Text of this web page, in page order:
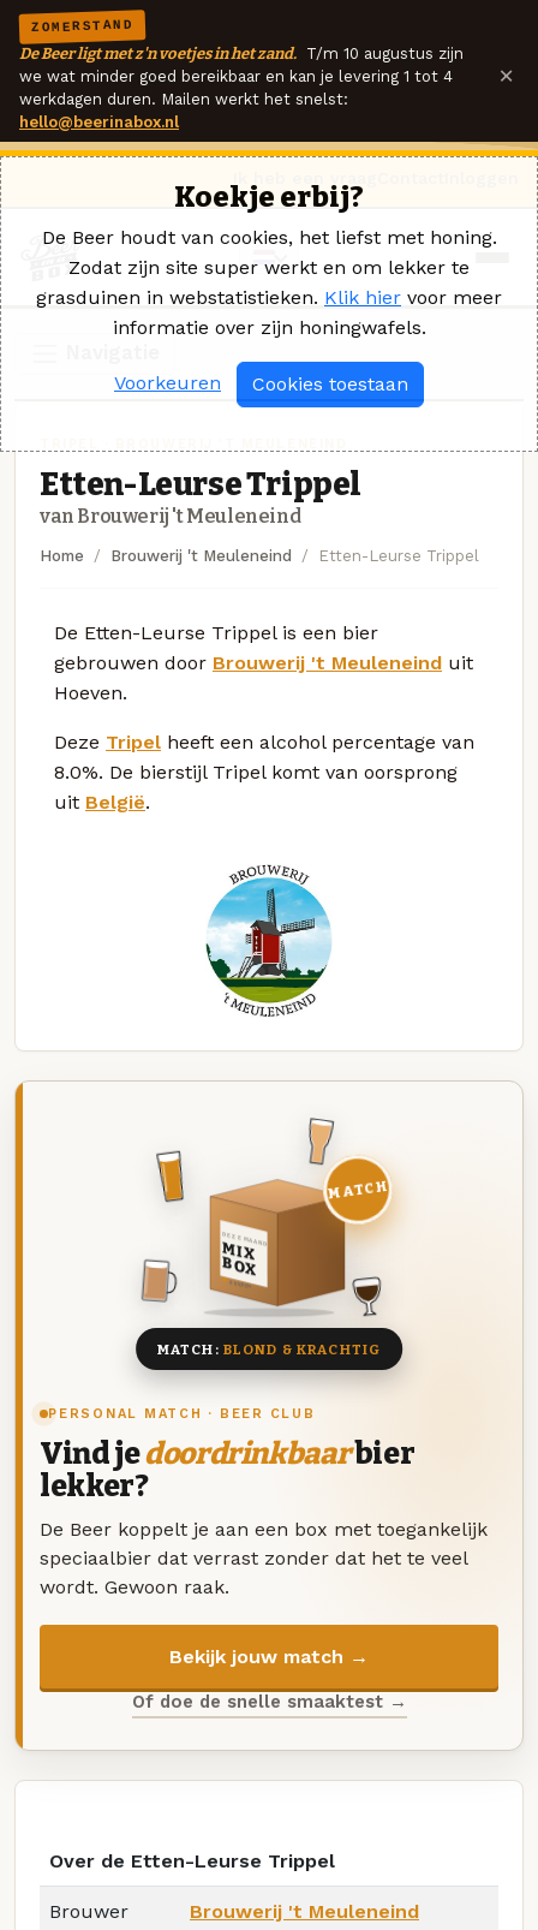
ZOMERSTAND
De Beer ligt met z'n voetjes in het zand. T/m 10 augustus zijn
we wat minder goed bereikbaar en kan je levering 1 tot 4
werkdagen duren. Mailen werkt het snelst:
hello@beerinabox.nl
×
Etten-Leurse Trippel
van Brouwerij 't Meuleneind
Home Brouwerij 't Meuleneind Etten-Leurse Trippel
De Etten-Leurse Trippel is een bier
gebrouwen door Brouwerij 't Meuleneind uit
Hoeven.
Deze Tripel heeft een alcohol percentage van
8.0%. De bierstijl Tripel komt van oorsprong
uit België.
PERSONAL MATCH · BEER CLUB
Vind jedoordrinkbaarbier
lekker?
De Beer koppelt je aan een box met toegankelijk
speciaalbier dat verrast zonder dat het te veel
wordt. Gewoon raak.
Bekijk jouw match →
Of doe de snelle smaaktest →
DEZE MAAND
MIX
BOX
8 BIEREN
MATCH
MATCH: BLOND & KRACHTIG
Over de Etten-Leurse Trippel
Brouwer Brouwerij 't Meuleneind
Koekje erbij?
De Beer houdt van cookies, het liefst met honing.
Zodat zijn site super werkt en om lekker te
grasduinen in webstatistieken. Klik hier voor meer
informatie over zijn honingwafels.
Voorkeuren Cookies toestaan